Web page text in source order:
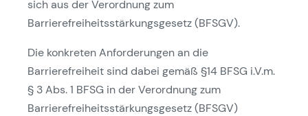
sich aus der Verordnung zum
Barrierefreiheitsstärkungsgesetz (BFSGV).
Die konkreten Anforderungen an die
Barrierefreiheit sind dabei gemäß §14 BFSG i.V.m.
§ 3 Abs. 1 BFSG in der Verordnung zum
Barrierefreiheitsstärkungsgesetz (BFSGV)